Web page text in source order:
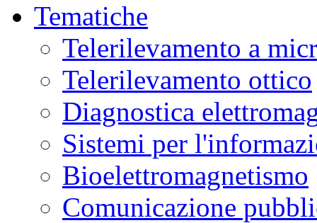
Tematiche
Telerilevamento a
Telerilevamento ottico
Diagnostica
Sistemi per
Bioelettromagnetismo
Comunicazione